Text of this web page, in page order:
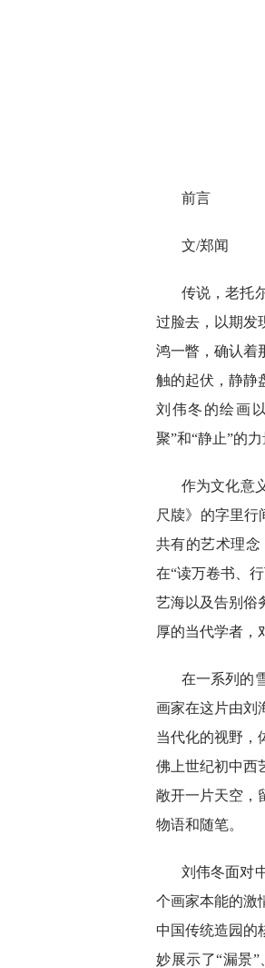
前言
文/郑闻
传说，老托
过脸去，以期发
鸿一瞥，确认着
触的起伏，静静
刘伟冬的绘画
聚”和“静止”的
作为文化意
尺牍》的字里行
共有的艺术理念
在“读万卷书、
艺海以及告别俗
厚的当代学者，
在一系列的
画家在这片由刘
当代化的视野，
佛上世纪初中西
敞开一片天空，
物语和随笔。
刘伟冬面对
个画家本能的激
中国传统造园的
妙展示了“漏景